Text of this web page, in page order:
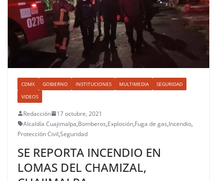
CDMX GOBIERNO INSTITUCIONES MULTIMEDIA
SEGURIDAD
VIDEOS
Redacción
17 octubre, 2021
Alcaldía Cuajimalpa,Bomberos,Explosión,Fuga de gas,Incendio,
Protección Civil,Seguridad
SE REPORTA INCENDIO EN
LOMAS DEL CHAMIZAL,